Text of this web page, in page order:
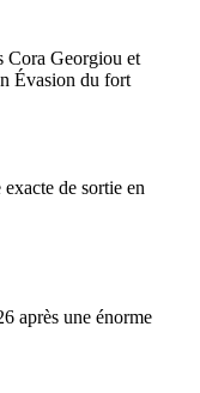
Cora Georgiou et
Évasion du fort
de sortie en
après une énorme